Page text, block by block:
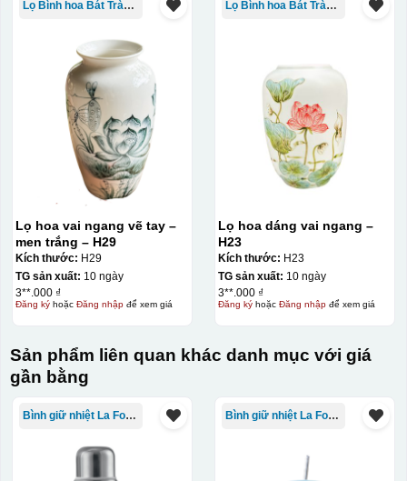
Hộp xi ly sứ
Lọ Bình hoa Bát Tràng in logo
Lọ hoa vai ngang vẽ tay –
men trắng – H29
Kích thước: H29
TG sản xuất: 10 ngày
3**.000 ₫
Đăng kýhoặc Đăng nhậpđể xem giá
Lọ Bình hoa Bát Tràng in logo
Lọ hoa dáng vai ngang –
H23
Kích thước: H23
TG sản xuất: 10 ngày
3**.000 ₫
Đăng kýhoặc Đăng nhậpđể xem giá
Sản phẩm liên quan khác danh mục với giá
gần bằng
Bình giữ nhiệt La Fonte Bình giữ nhiệt La Fonte